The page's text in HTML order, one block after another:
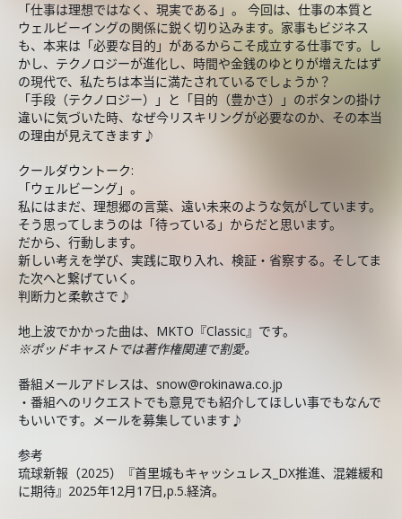
「仕事は理想ではなく、現実である」。 今回は、仕事の本質と
ウェルビーイングの関係に鋭く切り込みます。家事もビジネス
も、本来は「必要な目的」があるからこそ成立する仕事です。し
かし、テクノロジーが進化し、時間や金銭のゆとりが増えたはず
の現代で、私たちは本当に満たされているでしょうか？
「手段（テクノロジー）」と「目的（豊かさ）」のボタンの掛け
違いに気づいた時、なぜ今リスキリングが必要なのか、その本当
の理由が見えてきます♪
クールダウントーク:
「ウェルビーング」。
私にはまだ、理想郷の言葉、遠い未来のような気がしています。
そう思ってしまうのは「待っている」からだと思います。
だから、行動します。
新しい考えを学び、実践に取り入れ、検証・省察する。そしてま
た次へと繋げていく。
判断力と柔軟さで♪
地上波でかかった曲は、MKTO『Classic』です。
※ポッドキャストでは著作権関連で割愛。
番組メールアドレスは、snow@rokinawa.co.jp
・番組へのリクエストでも意見でも紹介してほしい事でもなんで
もいいです。メールを募集しています♪
参考
琉球新報（2025）『首里城もキャッシュレス_DX推進、混雑緩和
に期待』2025年12月17日,p.5.経済。